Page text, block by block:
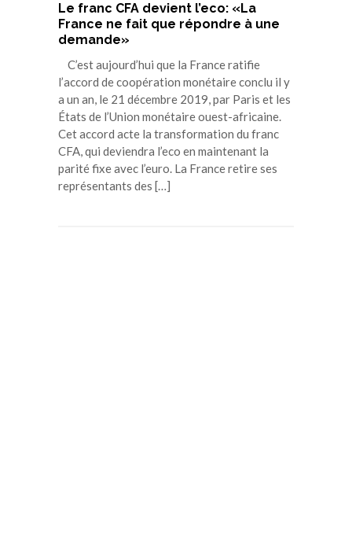
Le franc CFA devient l’eco: «La
France ne fait que répondre à une
demande»
C’est aujourd’hui que la France ratifie
l’accord de coopération monétaire conclu il y
a un an, le 21 décembre 2019, par Paris et les
États de l’Union monétaire ouest-africaine.
Cet accord acte la transformation du franc
CFA, qui deviendra l’eco en maintenant la
parité fixe avec l’euro. La France retire ses
représentants des […]